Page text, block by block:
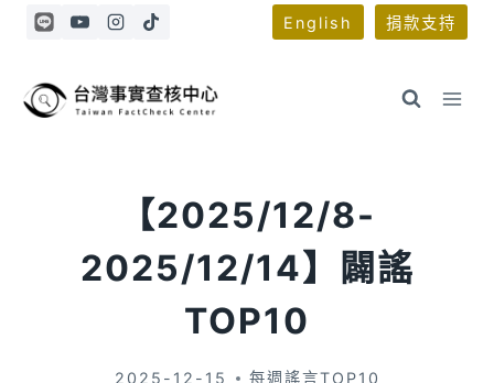
Skip
English 捐款支持
【2025/12/8-
2025/12/14】闢謠
TOP10
2025-12-15 每週謠言TOP10